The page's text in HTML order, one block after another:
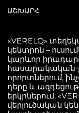
ԱՇԽԱՐՀ
«VERELQ»
կենտրոն –
կարևոր
որորտներում,
դերը և
երկրներում:
վերլուծական